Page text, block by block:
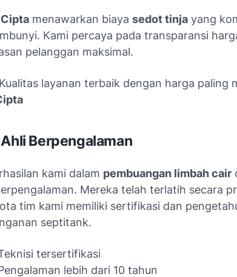
menawarkan biaya sedot tinja yang
Kami percaya pada transparansi
pelanggan maksimal.
layanan terbaik dengan harga paling
Berpengalaman
kami dalam pembuangan limbah cair
Mereka telah terlatih secara
tim kami memiliki sertifikasi dan
septitank.
tersertifikasi
lebih dari 10 tahun